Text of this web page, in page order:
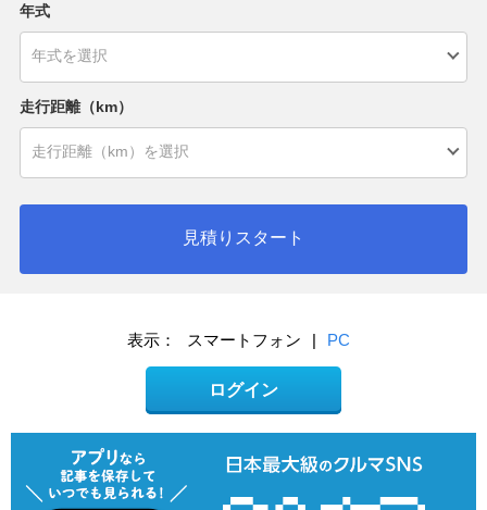
年式
走行距離（km）
見積りスタート
表示： スマートフォン | PC
ログイン